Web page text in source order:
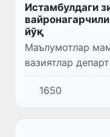
Истамбулдаги
йўқ
Маълумотлар
вазиятлар
томонидан
натижасида
1650